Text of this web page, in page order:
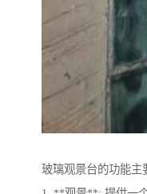
玻璃观景台的功能主